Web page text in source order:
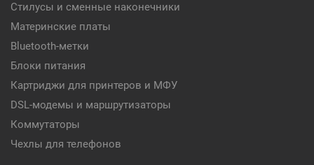
Стилусы и сменные наконечники
Материнские платы
Bluetooth-метки
Блоки питания
Картриджи для принтеров и МФУ
DSL-модемы и маршрутизаторы
Коммутаторы
Чехлы для телефонов